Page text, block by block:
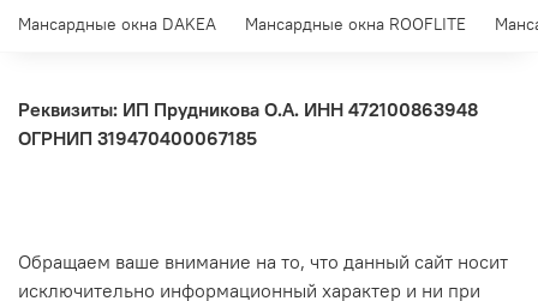
Мансардные окна DAKEA Мансардные окна ROOFLITE
Реквизиты: ИП Прудникова О.А. ИНН 472100863948
ОГРНИП 319470400067185
Обращаем ваше внимание на то, что данный сайт носит
исключительно информационный характер и ни при